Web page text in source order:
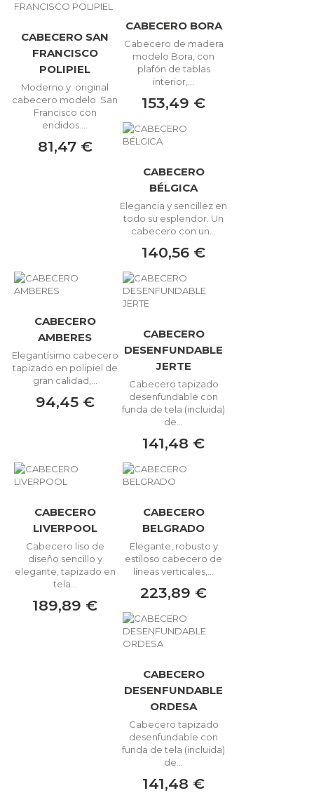
CABECERO SAN
FRANCISCO
POLIPIEL
Moderno y original
cabecero modelo San
Francisco con
endidos....
81,47 €
CABECERO BORA
Cabecero de madera
modelo Bora, con
plafón de tablas
interior,...
153,49 €
CABECERO
BÉLGICA
Elegancia y sencillez en
todo su esplendor. Un
cabecero con un...
140,56 €
CABECERO
AMBERES
Elegantísimo cabecero
tapizado en polipiel de
gran calidad,...
94,45 €
CABECERO
DESENFUNDABLE
JERTE
Cabecero tapizado
desenfundable con
funda de tela (incluida)
de...
141,48 €
CABECERO
LIVERPOOL
Cabecero liso de
diseño sencillo y
elegante, tapizado en
tela...
189,89 €
CABECERO
BELGRADO
Elegante, robusto y
estiloso cabecero de
líneas verticales,...
223,89 €
CABECERO
DESENFUNDABLE
ORDESA
Cabecero tapizado
desenfundable con
funda de tela (incluida)
de...
141,48 €